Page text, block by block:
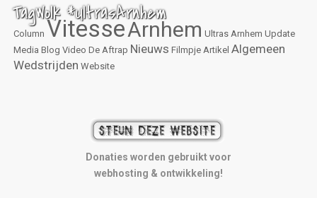
TagWolk #UltrasArnhem
Column VitesseArnhem Ultras Arnhem Update
Media Blog Video De Aftrap Nieuws Filmpje Artikel Algemeen
Wedstrijden Website
Donaties worden gebruikt voor
webhosting & ontwikkeling!